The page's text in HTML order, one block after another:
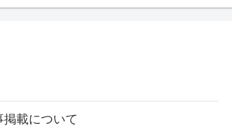
掲載について